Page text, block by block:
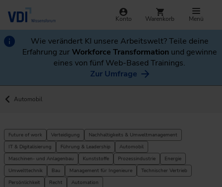
Konto Warenkorb Menü
Wie verändert KI unsere Arbeitswelt? Teile deine
Erfahrung zurWorkforce Transformation und gewinne
eines von fünf Web-Based Trainings.
Zur Umfrage
Automobil
Future of work Verteidigung
Nachhaltigkeits & Umweltmanagement
IT & Digitalisierung
Führung & Leadership
Automobil
Maschinen- und Anlagenbau
Kunststoffe Prozessindustrie
Energie
Umwelttechnik
Bau Management für Ingenieure
Technischer Vertrieb
Persönlichkeit
Recht Automation